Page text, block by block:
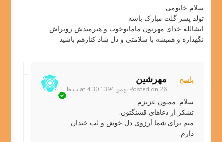
سلام خانومی
تولد پسر گلت مبارک باشه
انشالله خدای مهربون مامانوخوب و هنرمندش روبراش
نگهداره و همیشه با سلامتی و دل شاد کنارهم باشید
مهرشین
Posted on 26 بهمن 1394 at 4:30 ب.ظ
پاسخ
سلام. ممنون عزیزم.
تشکر از دعاهای قشنگتون.
منم برای شما آرزوی دل خوش و لب خندان
دارم.